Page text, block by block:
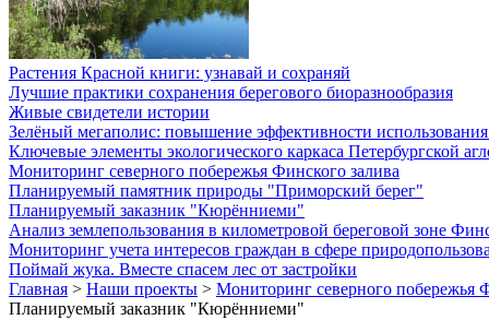
Растения Красной книги: узнавай и сохраняй
Лучшие практики сохранения берегового биоразнообразия
Живые свидетели истории
Зелёный мегаполис: повышение эффективности
Ключевые элементы экологического каркаса Петербургской
Мониторинг северного побережья Финского залива
Планируемый памятник природы "Приморский берег"
Планируемый заказник "Кюрённиеми"
Анализ землепользования в километровой береговой зоне
Мониторинг учета интересов граждан в сфере
Поймай жука. Вместе спасем лес от застройки
Главная > Наши проекты > Мониторинг северного побережья
Планируемый заказник "Кюрённиеми"